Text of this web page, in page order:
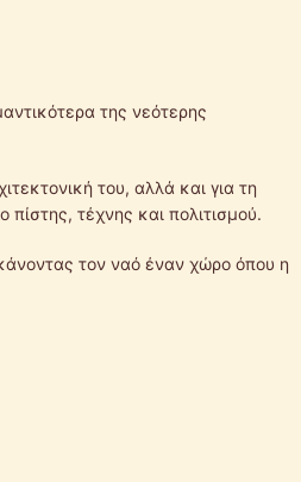
της νεότερης
του, αλλά και για τη
πίστης, τέχνης και πολιτισμού.
τον ναό έναν χώρο όπου η